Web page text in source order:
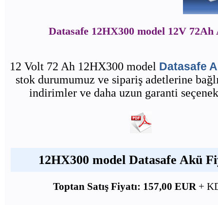
Datasafe 12HX300 model 12V 72Ah
12 Volt 72 Ah 12HX300 model Datasafe
stok durumumuz ve sipariş adetlerine
indirimler ve daha uzun garanti
12HX300 model Datasafe Akü
Toptan Satış Fiyatı: 157,00 EUR +